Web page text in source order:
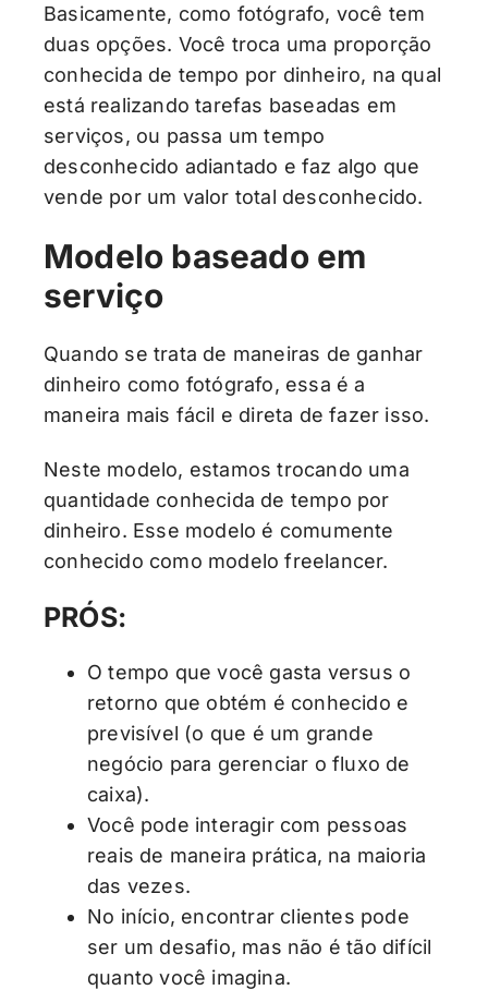
Basicamente, como fotógrafo, você tem
duas opções. Você troca uma proporção
conhecida de tempo por dinheiro, na qual
está realizando tarefas baseadas em
serviços, ou passa um tempo
desconhecido adiantado e faz algo que
vende por um valor total desconhecido.
Modelo baseado em
serviço
Quando se trata de maneiras de ganhar
dinheiro como fotógrafo, essa é a
maneira mais fácil e direta de fazer isso.
Neste modelo, estamos trocando uma
quantidade conhecida de tempo por
dinheiro. Esse modelo é comumente
conhecido como modelo freelancer.
PRÓS:
O tempo que você gasta versus o
retorno que obtém é conhecido e
previsível (o que é um grande
negócio para gerenciar o fluxo de
caixa).
Você pode interagir com pessoas
reais de maneira prática, na maioria
das vezes.
No início, encontrar clientes pode
ser um desafio, mas não é tão difícil
quanto você imagina.